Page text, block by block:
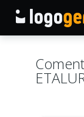
Gerador de